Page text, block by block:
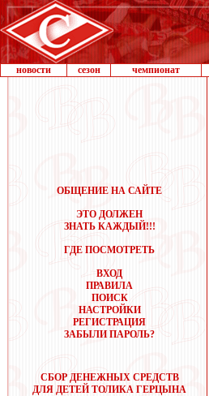
новости сезон чемпионат
ОБЩЕНИЕ НА САЙТЕ
ЭТО ДОЛЖЕН
ЗНАТЬ КАЖДЫЙ!!!
ГДЕ ПОСМОТРЕТЬ
ВХОД
ПРАВИЛА
ПОИСК
НАСТРОЙКИ
РЕГИСТРАЦИЯ
ЗАБЫЛИ ПАРОЛЬ?
СБОР ДЕНЕЖНЫХ СРЕДСТВ
ДЛЯ ДЕТЕЙ ТОЛИКА ГЕРЦЫНА